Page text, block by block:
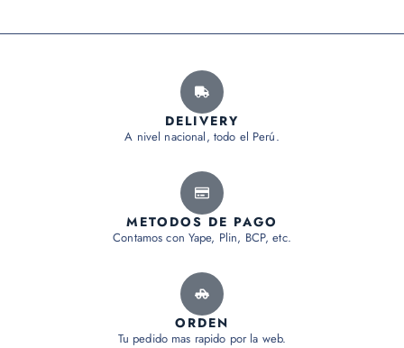
DELIVERY
A nivel nacional, todo el Perú.
METODOS DE PAGO
Contamos con Yape, Plin, BCP, etc.
ORDEN
Tu pedido mas rapido por la web.